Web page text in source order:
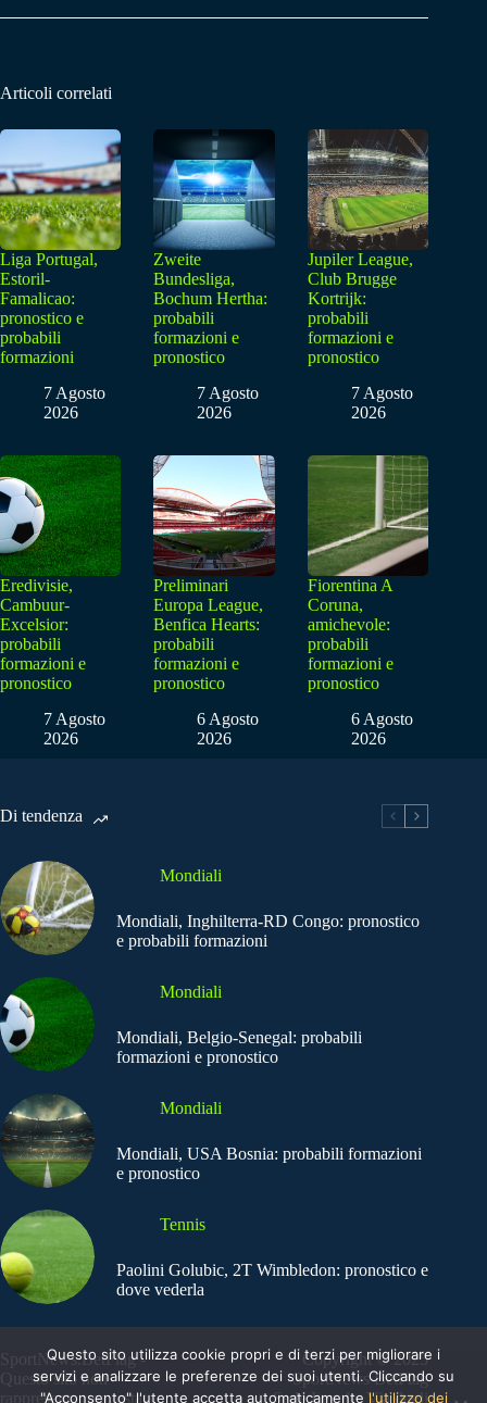
Articoli correlati
Liga Portugal,
Estoril-
Famalicao:
pronostico e
probabili
formazioni
7 Agosto
2026
Zweite
Bundesliga,
Bochum Hertha:
probabili
formazioni e
pronostico
7 Agosto
2026
Jupiler League,
Club Brugge
Kortrijk:
probabili
formazioni e
pronostico
7 Agosto
2026
Eredivisie,
Cambuur-
Excelsior:
probabili
formazioni e
pronostico
7 Agosto
2026
Preliminari
Europa League,
Benfica Hearts:
probabili
formazioni e
pronostico
6 Agosto
2026
Fiorentina A
Coruna,
amichevole:
probabili
formazioni e
pronostico
6 Agosto
2026
Di tendenza
Mondiali
Mondiali, Inghilterra-RD Congo: pronostico
e probabili formazioni
Mondiali
Mondiali, Belgio-Senegal: probabili
formazioni e pronostico
Mondiali
Mondiali, USA Bosnia: probabili formazioni
e pronostico
Tennis
Paolini Golubic, 2T Wimbledon: pronostico e
dove vederla
SportNews.BetFlag -
Questo sito non
rappresenta una testata
Copyright © 2025
SportNews BetFlag
Sede Legale: Via degli
Questo sito utilizza cookie propri e di terzi per migliorare i
servizi e analizzare le preferenze dei suoi utenti. Cliccando su
"Acconsento" l'utente accetta automaticamente l'utilizzo dei